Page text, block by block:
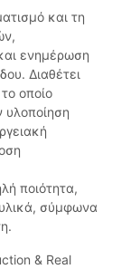
και τη
ενημέρωση
Διαθέτει
οποίο
υλοποίηση
ποιότητα,
σύμφωνα
& Real